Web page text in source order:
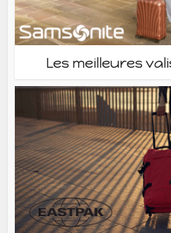
Les meilleures